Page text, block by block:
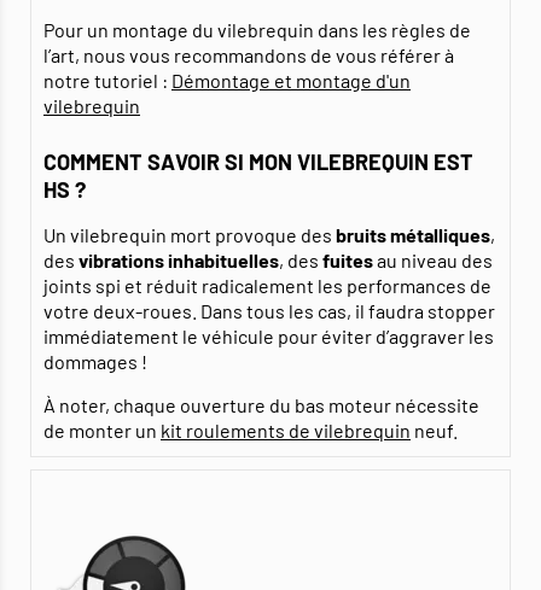
Pour un montage du vilebrequin dans les règles de
l’art, nous vous recommandons de vous référer à
notre tutoriel : Démontage et montage d'un
vilebrequin
COMMENT SAVOIR SI MON VILEBREQUIN EST
HS ?
Un vilebrequin mort provoque des bruits métalliques,
des vibrations inhabituelles, des fuitesau niveau des
joints spi et réduit radicalement les performances de
votre deux-roues. Dans tous les cas, il faudra stopper
immédiatement le véhicule pour éviter d’aggraver les
dommages !
À noter, chaque ouverture du bas moteur nécessite
de monter un kit roulements de vilebrequin neuf.